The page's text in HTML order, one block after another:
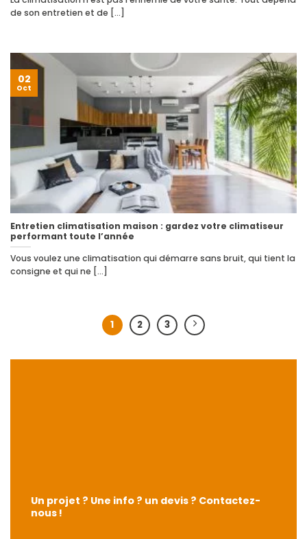
de son entretien et de [...]
Entretien climatisation maison : gardez votre climatiseur
performant toute l’année
Vous voulez une climatisation qui démarre sans bruit, qui tient la
consigne et qui ne [...]
02
Oct
1 2 3
Un projet ? Une info ? un devis ? Contactez-
nous !